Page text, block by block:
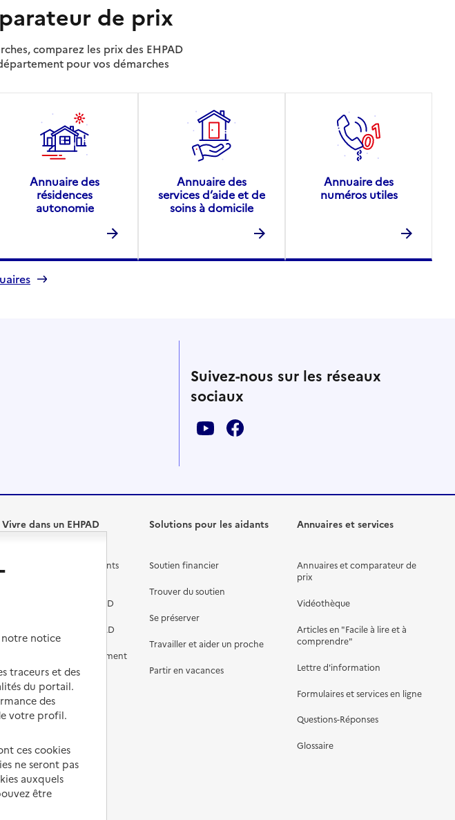
de prix
comparez les prix des EHPAD
pour vos démarches
Annuaire des
résidences
autonomie
Annuaire des
services d’aide et de
soins à domicile
Annuaire des
numéros utiles
Suivez-nous sur les réseaux
sociaux
Vivre dans un EHPAD
Les différents établissements
médicalisés
Préparer l'entrée en EHPAD
Aides financières en EHPAD
Prévention, accompagnement
et soins
Comprendre les prix en
EHPAD
Fin de vie en EHPAD
Solutions pour les aidants
Soutien financier
Trouver du soutien
Se préserver
Travailler et aider un proche
Partir en vacances
Annuaires et services
Annuaires et comparateur de
prix
Vidéothèque
Articles en "Facile à lire et à
comprendre"
Lettre d'information
Formulaires et services en ligne
Questions-Réponses
Glossaire
notre notice
traceurs et des
du portail.
des
votre profil.
ces cookies
ne seront pas
auxquels
être